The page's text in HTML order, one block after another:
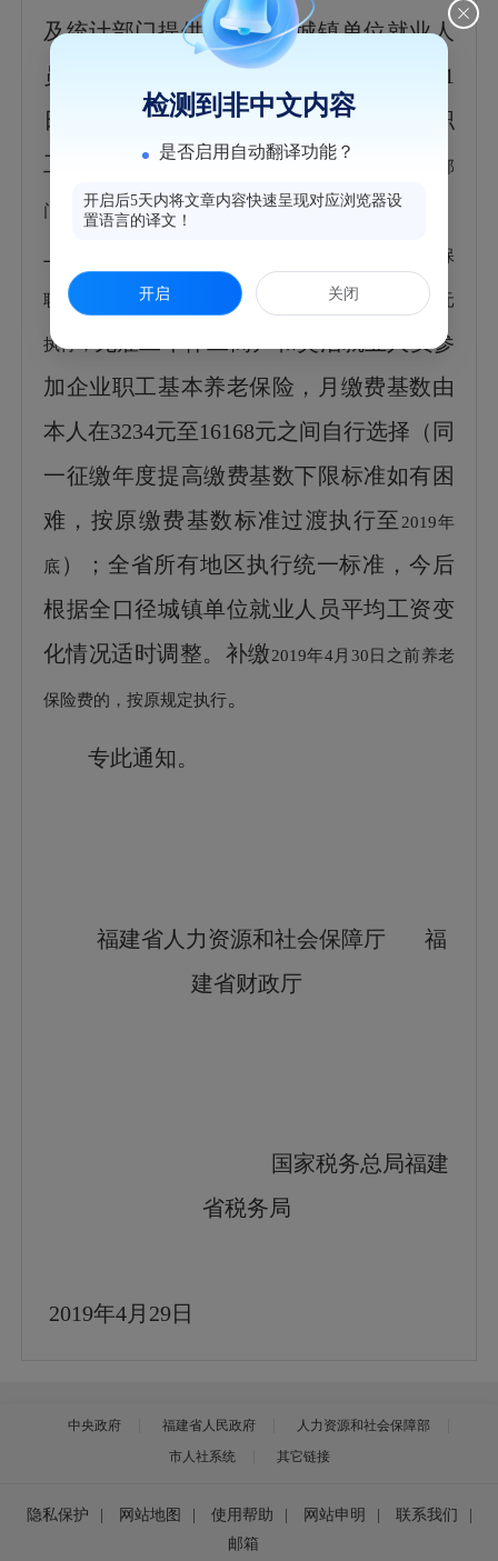
及统计部门提供的全口径城镇单位就业人
员平均工资
数据，经研究，从
2019年5月1
日起，全省企业职工基本养老保险参保职
工月缴费基数 下限低于3234元的，由相关职能部
门按国家减税降费要求和我省实际指导参保单位申报
16168元执行；全省机关事业单位养老保险参保
职工月缴费基数下限按3234元执行 上限按 16168元
执行； 无雇工个体工商户和灵活就业人员参
加企业职工基本养老保险，月 缴费基数由
本人在3234元至16168元之间 自行选择 （ 同
一征缴年度提高缴费基数下限标准如有困
难，按原缴费基数标准过渡执行至 2019年
底 ）；全省所有地区执行统一标准 ，今后
根据全口径城镇单位就业人员平均工资变
化情况适时调整。 补缴2019年4月30日之前养老
保险费的，按原规定执行。
专此通知。
福建省人力资源和社会保障厅
福
建省财政厅
国家税务总局福建
省税务局
2019年4月29日
中央政府 福建省人民政府
人力资源和社会保障部
市人社系统
其它链接
隐私保护 网站地图 使用帮助 网站申明 联系我们
邮箱
检测到非中文内容
是否启用自动翻译功能？
开启后5天内将文章内容快速呈现对应浏览器设
置语言的译文！
开启 关闭